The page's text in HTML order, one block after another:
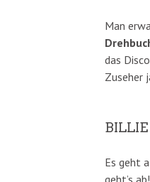
Man
das
Zuseher
Es geht
geht’s ab!